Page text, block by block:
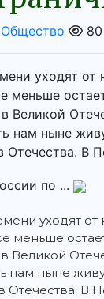
Общество 80
уходят от
меньше
Великой
нам ныне
Отечества. В
по ...
уходят от
меньше
Великой
нам ныне
Отечества. В